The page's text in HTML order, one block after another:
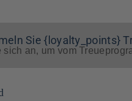
Sie {loyalty_points}
sich an, um vom